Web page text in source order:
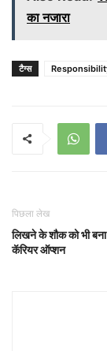
का नजारा
टैग्स
पिछला लेख
लिखने के शौक को भी
कॅरियर ऑप्शन